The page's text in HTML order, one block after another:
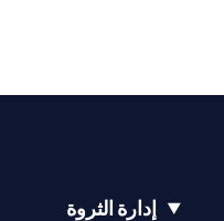
إدارة الثروة